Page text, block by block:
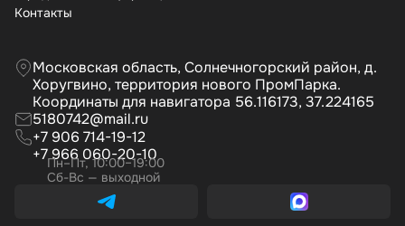
Контакты
Московская область, Солнечногорский район, д.
Хоругвино, территория нового ПромПарка.
Координаты для навигатора 56.116173, 37.224165
5180742@mail.ru
+7 906 714-19-12
+7 966 060-20-10
Пн–Пт, 10:00–19:00
Сб-Вс — выходной